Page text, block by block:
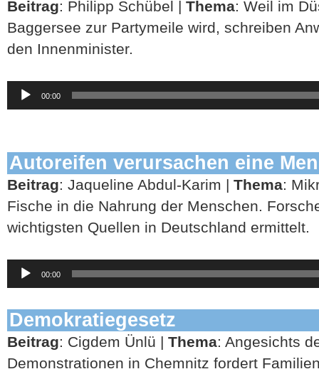
Beitrag: Philipp Schübel | Thema: Weil im
Baggersee zur Partymeile wird, schreiben
den Innenminister.
Audio-
Player
00:00
Autoreifen verursachen eine
Beitrag: Jaqueline Abdul-Karim | Thema:
Fische in die Nahrung der Menschen.
wichtigsten Quellen in Deutschland ermittelt.
Audio-
Player
00:00
Demokratiegesetz
Beitrag: Cigdem Ünlü | Thema: Angesichts
Demonstrationen in Chemnitz fordert